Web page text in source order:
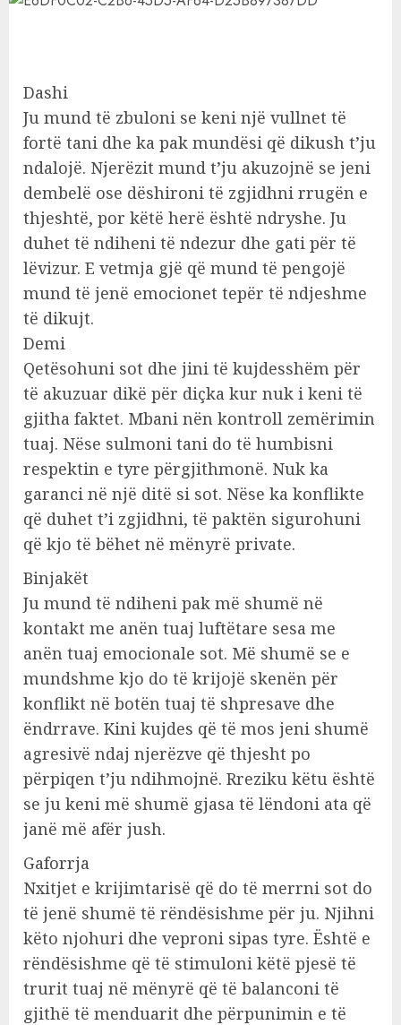
Dashi
Ju mund të zbuloni se keni një vullnet të
fortë tani dhe ka pak mundësi që dikush t’ju
ndalojë. Njerëzit mund t’ju akuzojnë se jeni
dembelë ose dëshironi të zgjidhni rrugën e
thjeshtë, por këtë herë është ndryshe. Ju
duhet të ndiheni të ndezur dhe gati për të
lëvizur. E vetmja gjë që mund të pengojë
mund të jenë emocionet tepër të ndjeshme
të dikujt.
Demi
Qetësohuni sot dhe jini të kujdesshëm për
të akuzuar dikë për diçka kur nuk i keni të
gjitha faktet. Mbani nën kontroll zemërimin
tuaj. Nëse sulmoni tani do të humbisni
respektin e tyre përgjithmonë. Nuk ka
garanci në një ditë si sot. Nëse ka konflikte
që duhet t’i zgjidhni, të paktën sigurohuni
që kjo të bëhet në mënyrë private.
Binjakët
Ju mund të ndiheni pak më shumë në
kontakt me anën tuaj luftëtare sesa me
anën tuaj emocionale sot. Më shumë se e
mundshme kjo do të krijojë skenën për
konflikt në botën tuaj të shpresave dhe
ëndrrave. Kini kujdes që të mos jeni shumë
agresivë ndaj njerëzve që thjesht po
përpiqen t’ju ndihmojnë. Rreziku këtu është
se ju keni më shumë gjasa të lëndoni ata që
janë më afër jush.
Gaforrja
Nxitjet e krijimtarisë që do të merrni sot do
të jenë shumë të rëndësishme për ju. Njihni
këto njohuri dhe veproni sipas tyre. Është e
rëndësishme që të stimuloni këtë pjesë të
trurit tuaj në mënyrë që të balanconi të
gjithë të menduarit dhe përpunimin e të